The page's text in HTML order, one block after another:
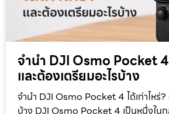
จำนำ DJI Osmo Pocket 4
และต้องเตรียมอะไรบ้าง
จำนำ DJI Osmo Pocket 4 ได้เท่าไหร่?
บ้าง DJI Osmo Pocket 4 เป็นหนึ่งใน